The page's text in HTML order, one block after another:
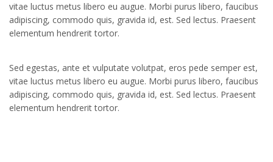
vitae luctus metus libero eu augue. Morbi purus libero, faucibus
adipiscing, commodo quis, gravida id, est. Sed lectus. Praesent
elementum hendrerit tortor.
Sed egestas, ante et vulputate volutpat, eros pede semper est,
vitae luctus metus libero eu augue. Morbi purus libero, faucibus
adipiscing, commodo quis, gravida id, est. Sed lectus. Praesent
elementum hendrerit tortor.